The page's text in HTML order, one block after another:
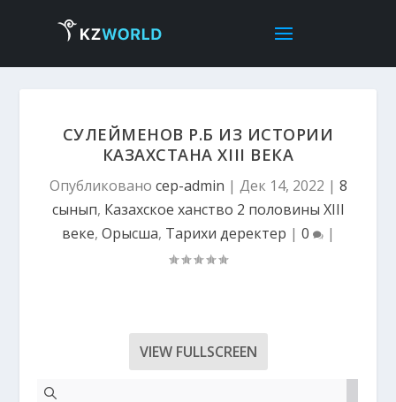
СУЛЕЙМЕНОВ Р.Б ИЗ ИСТОРИИ
КАЗАХСТАНА ХҮІІІ ВЕКА
Опубликовано cep-admin | Дек 14, 2022 | 8
сынып, Казахское ханство 2 половины ХҮІІІ
веке, Орысша, Тарихи деректер | 0 |
VIEW FULLSCREEN